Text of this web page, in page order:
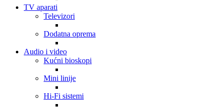
TV aparati
Televizori
Dodatna oprema
Audio i video
Kućni bioskopi
Mini linije
Hi-Fi sistemi